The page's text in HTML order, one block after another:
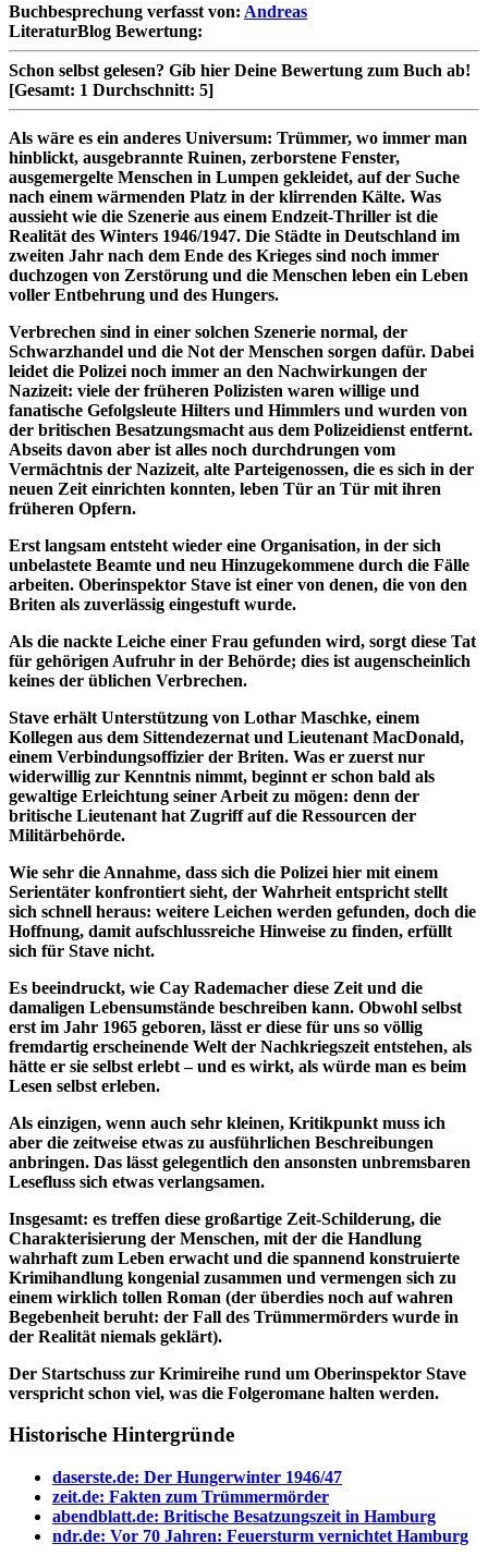
Buchbesprechung verfasst von: Andreas
LiteraturBlog Bewertung:
Schon selbst gelesen? Gib hier Deine Bewertung zum Buch ab!
[Gesamt: 1 Durchschnitt: 5]
Als wäre es ein anderes Universum: Trümmer, wo immer man
hinblickt, ausgebrannte Ruinen, zerborstene Fenster,
ausgemergelte Menschen in Lumpen gekleidet, auf der Suche
nach einem wärmenden Platz in der klirrenden Kälte. Was
aussieht wie die Szenerie aus einem Endzeit-Thriller ist die
Realität des Winters 1946/1947. Die Städte in Deutschland im
zweiten Jahr nach dem Ende des Krieges sind noch immer
duchzogen von Zerstörung und die Menschen leben ein Leben
voller Entbehrung und des Hungers.
Verbrechen sind in einer solchen Szenerie normal, der
Schwarzhandel und die Not der Menschen sorgen dafür. Dabei
leidet die Polizei noch immer an den Nachwirkungen der
Nazizeit: viele der früheren Polizisten waren willige und
fanatische Gefolgsleute Hilters und Himmlers und wurden von
der britischen Besatzungsmacht aus dem Polizeidienst entfernt.
Abseits davon aber ist alles noch durchdrungen vom
Vermächtnis der Nazizeit, alte Parteigenossen, die es sich in der
neuen Zeit einrichten konnten, leben Tür an Tür mit ihren
früheren Opfern.
Erst langsam entsteht wieder eine Organisation, in der sich
unbelastete Beamte und neu Hinzugekommene durch die Fälle
arbeiten. Oberinspektor Stave ist einer von denen, die von den
Briten als zuverlässig eingestuft wurde.
Als die nackte Leiche einer Frau gefunden wird, sorgt diese Tat
für gehörigen Aufruhr in der Behörde; dies ist augenscheinlich
keines der üblichen Verbrechen.
Stave erhält Unterstützung von Lothar Maschke, einem
Kollegen aus dem Sittendezernat und Lieutenant MacDonald,
einem Verbindungsoffizier der Briten. Was er zuerst nur
widerwillig zur Kenntnis nimmt, beginnt er schon bald als
gewaltige Erleichtung seiner Arbeit zu mögen: denn der
britische Lieutenant hat Zugriff auf die Ressourcen der
Militärbehörde.
Wie sehr die Annahme, dass sich die Polizei hier mit einem
Serientäter konfrontiert sieht, der Wahrheit entspricht stellt
sich schnell heraus: weitere Leichen werden gefunden, doch die
Hoffnung, damit aufschlussreiche Hinweise zu finden, erfüllt
sich für Stave nicht.
Es beeindruckt, wie Cay Rademacher diese Zeit und die
damaligen Lebensumstände beschreiben kann. Obwohl selbst
erst im Jahr 1965 geboren, lässt er diese für uns so völlig
fremdartig erscheinende Welt der Nachkriegszeit entstehen, als
hätte er sie selbst erlebt – und es wirkt, als würde man es beim
Lesen selbst erleben.
Als einzigen, wenn auch sehr kleinen, Kritikpunkt muss ich
aber die zeitweise etwas zu ausführlichen Beschreibungen
anbringen. Das lässt gelegentlich den ansonsten unbremsbaren
Lesefluss sich etwas verlangsamen.
Insgesamt: es treffen diese großartige Zeit-Schilderung, die
Charakterisierung der Menschen, mit der die Handlung
wahrhaft zum Leben erwacht und die spannend konstruierte
Krimihandlung kongenial zusammen und vermengen sich zu
einem wirklich tollen Roman (der überdies noch auf wahren
Begebenheit beruht: der Fall des Trümmermörders wurde in
der Realität niemals geklärt).
Der Startschuss zur Krimireihe rund um Oberinspektor Stave
verspricht schon viel, was die Folgeromane halten werden.
Historische Hintergründe
daserste.de: Der Hungerwinter 1946/47
zeit.de: Fakten zum Trümmermörder
abendblatt.de: Britische Besatzungszeit in Hamburg
ndr.de: Vor 70 Jahren: Feuersturm vernichtet Hamburg